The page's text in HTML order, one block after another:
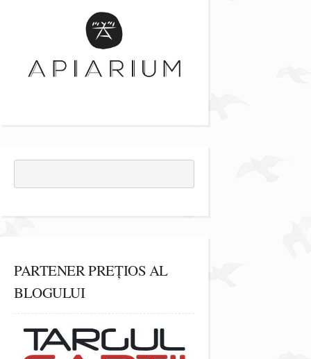
PARTENER PREȚIOS AL
BLOGULUI